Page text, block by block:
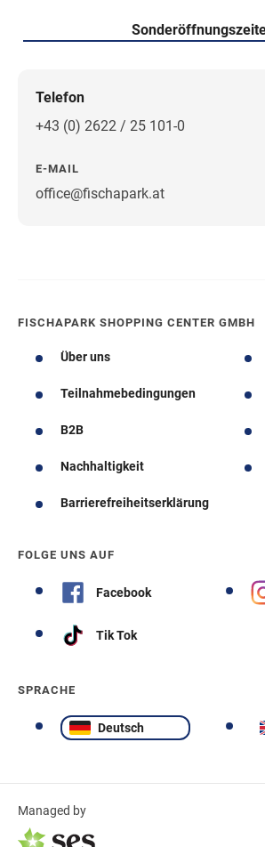
Telefon
+43 (0) 2622 / 25 101-0
E-MAIL
office@fischapark.atWegbeschreibung
FISCHAPARK SHOPPING CENTER GMBH
Über uns
Teilnahmebedingungen
B2B
Nachhaltigkeit
Barrierefreiheitserklärung
FOLGE UNS AUF
Facebook
Tik Tok
SPRACHE
Deutsch
Managed by